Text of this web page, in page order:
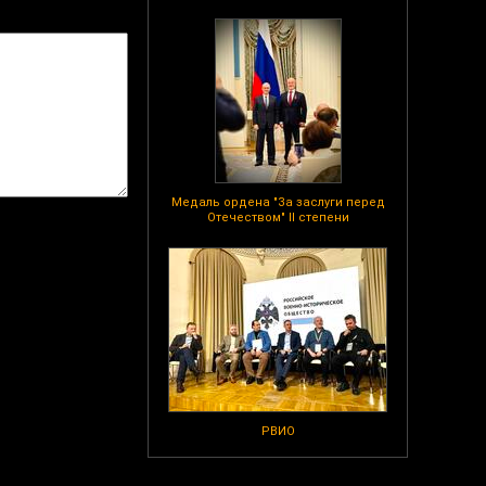
Медаль ордена "За заслуги перед
Отечеством" II степени
РВИО